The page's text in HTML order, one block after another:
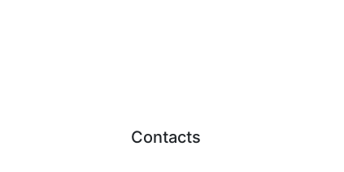
Contacts